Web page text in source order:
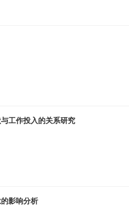
工作投入的关系研究
影响分析